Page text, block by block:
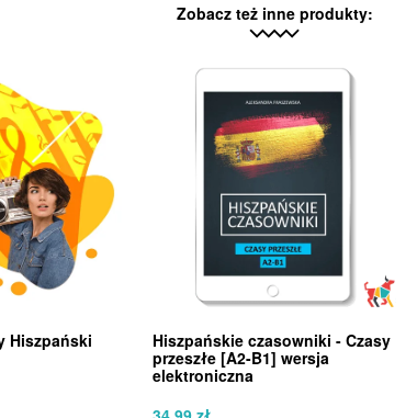
Zobacz też inne produkty:
Hiszpański
Hiszpańskie czasowniki - Czasy
przeszłe [A2-B1] wersja
elektroniczna